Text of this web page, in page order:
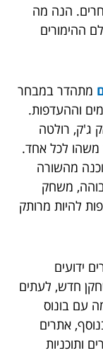
הנה מה
ההימורים
מתהדר במבחר
וההעדפות.
ג'ק, רולטה
משהו לכל אחד.
מהשורה
משחק
להיות מרותק
ידועים
חדש, לעתים
עם בונוס
אתרים
ותוכניות